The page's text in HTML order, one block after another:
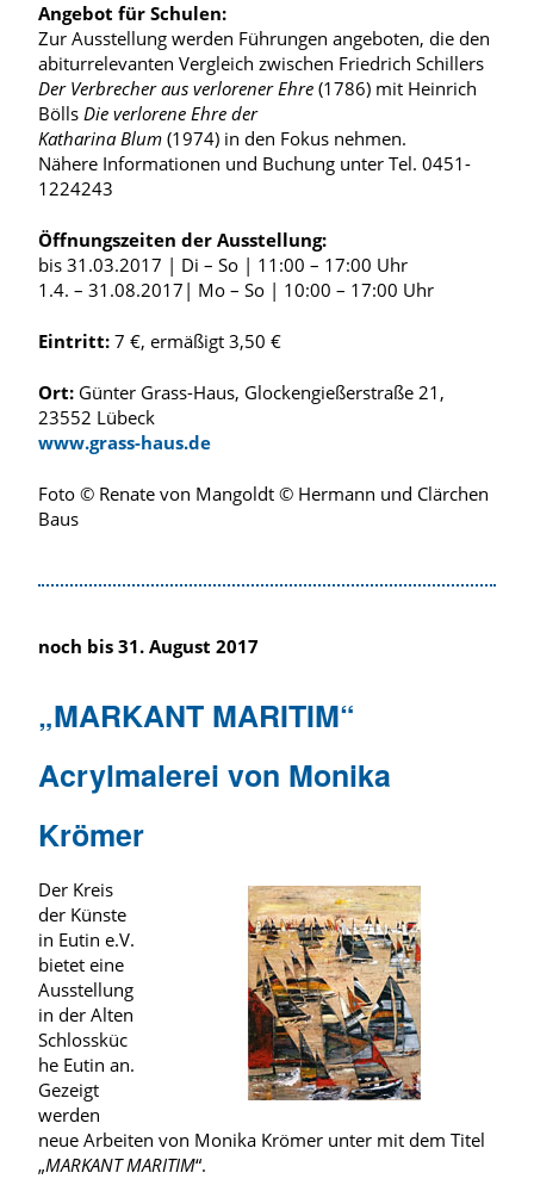
Angebot für Schulen:
Zur Ausstellung werden Führungen angeboten, die den
abiturrelevanten Vergleich zwischen Friedrich Schillers
Der Verbrecher aus verlorener Ehre (1786) mit Heinrich
Bölls Die verlorene Ehre der
Katharina Blum (1974) in den Fokus nehmen.
Nähere Informationen und Buchung unter Tel. 0451-
1224243
Öffnungszeiten der Ausstellung:
bis 31.03.2017 | Di – So | 11:00 – 17:00 Uhr
1.4. – 31.08.2017| Mo – So | 10:00 – 17:00 Uhr
Eintritt: 7 €, ermäßigt 3,50 €
Ort: Günter Grass-Haus, Glockengießerstraße 21,
23552 Lübeck
www.grass-haus.de
Foto © Renate von Mangoldt © Hermann und Clärchen
Baus
noch bis 31. August 2017
„MARKANT MARITIM“
Acrylmalerei von Monika
Krömer
Der Kreis
der Künste
in Eutin e.V.
bietet eine
Ausstellung
in der Alten
Schlossküc
he Eutin an.
Gezeigt
werden
neue Arbeiten von Monika Krömer unter mit dem Titel
„MARKANT MARITIM“.